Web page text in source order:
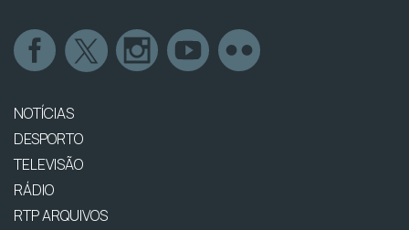
NOTÍCIAS
DESPORTO
TELEVISÃO
RÁDIO
RTP ARQUIVOS